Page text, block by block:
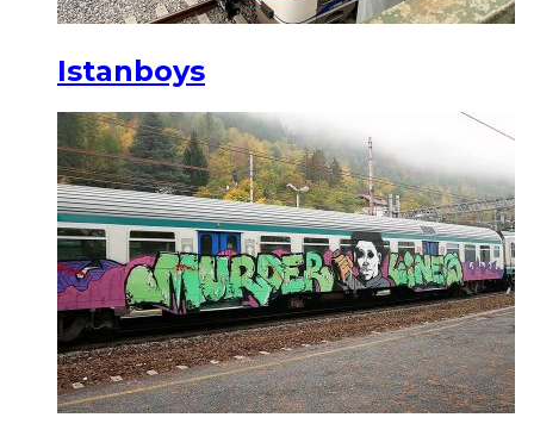
Istanboys